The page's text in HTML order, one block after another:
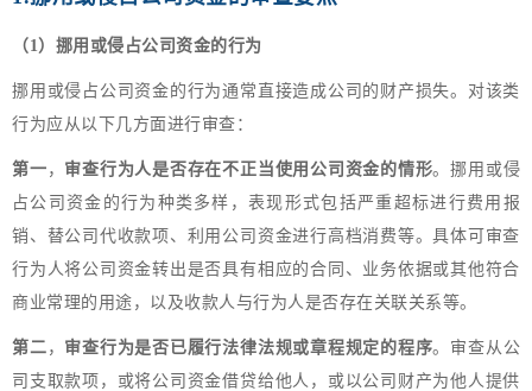
（1）挪用或侵占公司资金的行为
挪用或侵占公司资金的行为通常直接造成公司的财产损失。对该类
行为应从以下几方面进行审查：
第一 ， 审查行为人是否存在不正当使用公司资金的情形。挪用或侵
占公司资金的行为种类多样，表现形式包括严重超标进行费用报
销、替公司代收款项、利用公司资金进行高档消费等。具体可审查
行为人将公司资金转出是否具有相应的合同、业务依据或其他符合
商业常理的用途，以及收款人与行为人是否存在关联关系等。
第二 ， 审查行为是否已履行法律法规或章程规定的程序。审查从公
司支取款项，或将公司资金借贷给他人，或以公司财产为他人提供